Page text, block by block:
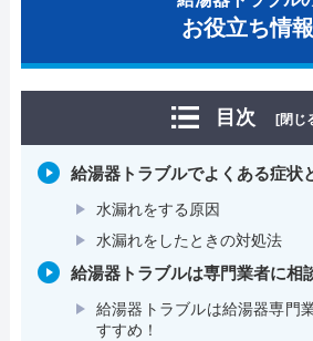
お役立ち情報
目次 [閉じ
給湯器トラブルでよくある症状
水漏れをする原因
水漏れをしたときの対処法
給湯器トラブルは専門業者に相
給湯器トラブルは給湯器専門
すすめ！